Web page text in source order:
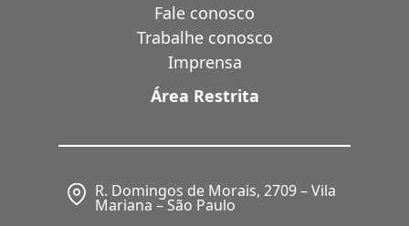
Fale conosco
Trabalhe conosco
Imprensa
Área Restrita
R. Domingos de Morais, 2709 – Vila
Mariana – São Paulo